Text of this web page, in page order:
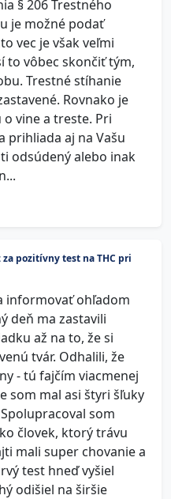
§ 206 Trestného
je možné podať
vec je však veľmi
to vôbec skončiť tým,
Trestné stíhanie
Rovnako je
vine a treste. Pri
prihliada aj na Vašu
odsúdený alebo inak
pozitívny test na THC pri
informovať ohľadom
deň ma zastavili
až na to, že si
tvár. Odhalili, že
- tú fajčím viacmenej
som mal asi štyri šľuky
som
človek, ktorý trávu
mali super chovanie a
test hneď vyšiel
odišiel na širšie